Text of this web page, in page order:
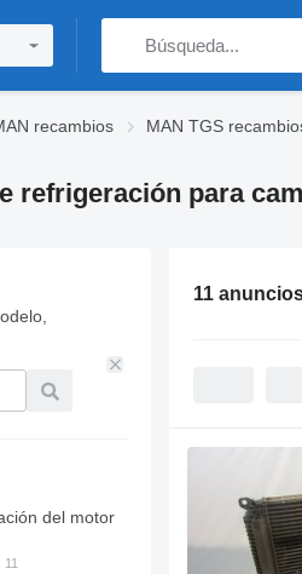
recambios MAN TGS
refrigeración para
del motor
11